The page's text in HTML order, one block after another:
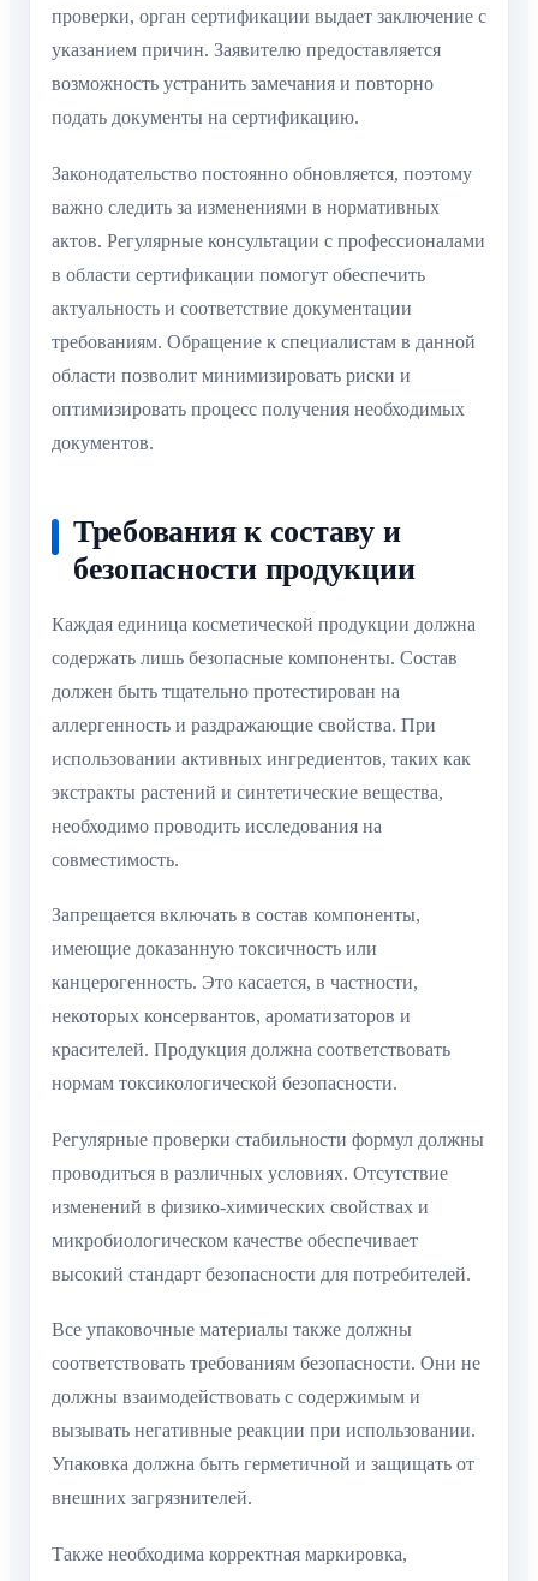
проверки, орган сертификации выдает заключение с
указанием причин. Заявителю предоставляется
возможность устранить замечания и повторно
подать документы на сертификацию.
Законодательство постоянно обновляется, поэтому
важно следить за изменениями в нормативных
актов. Регулярные консультации с профессионалами
в области сертификации помогут обеспечить
актуальность и соответствие документации
требованиям. Обращение к специалистам в данной
области позволит минимизировать риски и
оптимизировать процесс получения необходимых
документов.
Требования к составу и
безопасности продукции
Каждая единица косметической продукции должна
содержать лишь безопасные компоненты. Состав
должен быть тщательно протестирован на
аллергенность и раздражающие свойства. При
использовании активных ингредиентов, таких как
экстракты растений и синтетические вещества,
необходимо проводить исследования на
совместимость.
Запрещается включать в состав компоненты,
имеющие доказанную токсичность или
канцерогенность. Это касается, в частности,
некоторых консервантов, ароматизаторов и
красителей. Продукция должна соответствовать
нормам токсикологической безопасности.
Регулярные проверки стабильности формул должны
проводиться в различных условиях. Отсутствие
изменений в физико-химических свойствах и
микробиологическом качестве обеспечивает
высокий стандарт безопасности для потребителей.
Все упаковочные материалы также должны
соответствовать требованиям безопасности. Они не
должны взаимодействовать с содержимым и
вызывать негативные реакции при использовании.
Упаковка должна быть герметичной и защищать от
внешних загрязнителей.
Также необходима корректная маркировка,